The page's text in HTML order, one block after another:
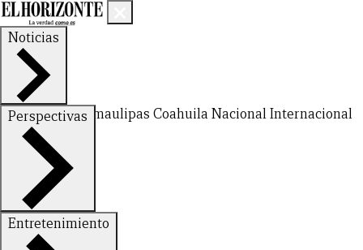
Noticias
Nuevo LeónTamaulipas Coahuila NacionalInternacional
Perspectivas
FinanzasOpinión
Entretenimiento